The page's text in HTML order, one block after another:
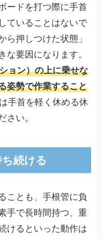
ードを打つ際に手首
ていることはないで
ら押しつけた状態」
な要因になります。
ョン）の上に乗せな
姿勢で作業すること
手首を軽く休める休
さい。
続ける
ことも、手根管に負
手で長時間持つ、重
けるといった動作は